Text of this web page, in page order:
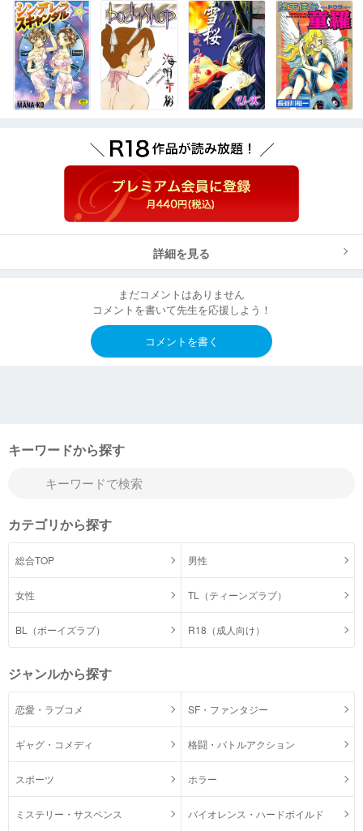
詳細を見る
まだコメントはありません
コメントを書いて先生を応援しよう！
コメントを書く
キーワードから探す
カテゴリから探す
総合TOP 男性
女性 TL（ティーンズラブ）
BL（ボーイズラブ） R18（成人向け）
ジャンルから探す
恋愛・ラブコメ SF・ファンタジー
ギャグ・コメディ 格闘・バトルアクション
スポーツ ホラー
ミステリー・サスペンス バイオレンス・ハードボイルド